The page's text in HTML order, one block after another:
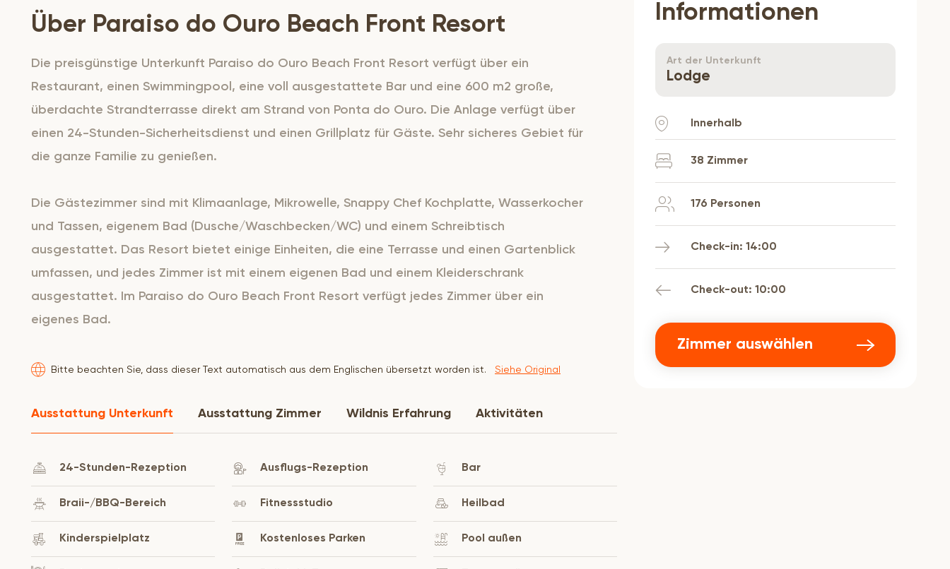
Über Paraiso do Ouro Beach Front Resort
Die preisgünstige Unterkunft Paraiso do Ouro Beach Front Resort verfügt über ein
Restaurant, einen Swimmingpool, eine voll ausgestattete Bar und eine 600 m2 große,
überdachte Strandterrasse direkt am Strand von Ponta do Ouro. Die Anlage verfügt über
einen 24-Stunden-Sicherheitsdienst und einen Grillplatz für Gäste. Sehr sicheres Gebiet für
die ganze Familie zu genießen.
Die Gästezimmer sind mit Klimaanlage, Mikrowelle, Snappy Chef Kochplatte, Wasserkocher
und Tassen, eigenem Bad (Dusche/Waschbecken/WC) und einem Schreibtisch
ausgestattet. Das Resort bietet einige Einheiten, die eine Terrasse und einen Gartenblick
umfassen, und jedes Zimmer ist mit einem eigenen Bad und einem Kleiderschrank
ausgestattet. Im Paraiso do Ouro Beach Front Resort verfügt jedes Zimmer über ein
eigenes Bad.
Bitte beachten Sie, dass dieser Text automatisch aus dem Englischen übersetzt worden ist. Siehe Original
Ausstattung Unterkunft Ausstattung Zimmer Wildnis Erfahrung Aktivitäten
24-Stunden-Rezeption Ausflugs-Rezeption Bar
Braii-/BBQ-Bereich Fitnessstudio Heilbad
Kinderspielplatz Kostenloses Parken Pool außen
Informationen
Art der Unterkunft
Lodge
Innerhalb
38 Zimmer
176 Personen
Check-in: 14:00
Check-out: 10:00
Zimmer auswählen